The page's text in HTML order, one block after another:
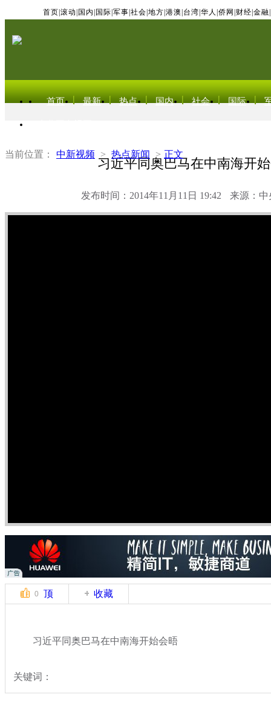
首页 滚动 国内 国际 军事 社会 地方 港澳 台湾 华人 侨网 财经 金融
首页 最新 热点 国内 社会 国际
当前位置： 中新视频 > 热点新闻 > 正文
习近平同奥巴马在中南海开
发布时间：2014年11月11日 19:42 来源：中
0 顶 收藏
习近平同奥巴马在中南海开始会晤
关键词：